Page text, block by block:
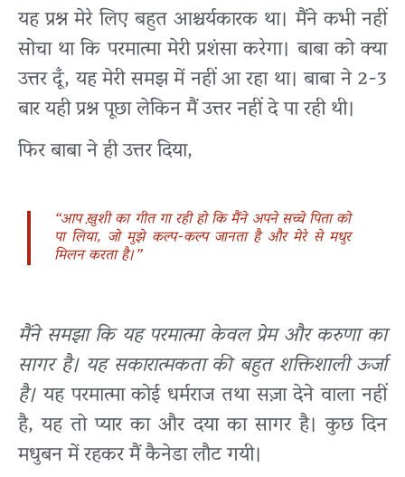
यह प्रश्न मेरे लिए बहुत आश्चर्यकारक था। मैंने कभी नहीं
सोचा था कि परमात्मा मेरी प्रशंसा करेगा। बाबा को क्या
उत्तर दूँ, यह मेरी समझ में नहीं आ रहा था। बाबा ने 2-3
बार यही प्रश्न पूछा लेकिन मैं उत्तर नहीं दे पा रही थी।
फिर बाबा ने ही उत्तर दिया,
“आप ख़ुशी का गीत गा रही हो कि मैंने अपने सच्चे पिता को
पा लिया, जो मुझे कल्प-कल्प जानता है और मेरे से मधुर
मिलन करता है।”
मैंने समझा कि यह परमात्मा केवल प्रेम और करुणा का
सागर है। यह सकारात्मकता की बहुत शक्तिशाली ऊर्जा
है।यह परमात्मा कोई धर्मराज तथा सज़ा देने वाला नहीं
है, यह तो प्यार का और दया का सागर है। कुछ दिन
मधुबन में रहकर मैं कैनेडा लौट गयी।